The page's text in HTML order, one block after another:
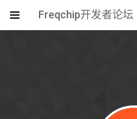
Freqchip开发者论坛